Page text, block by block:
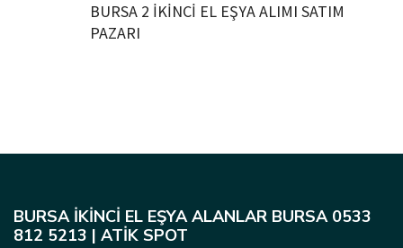
BURSA 2 İKİNCİ EL EŞYA ALIMI SATIM
PAZARI
BURSA İKINCI EL EŞYA ALANLAR BURSA 0533
812 5213 | ATIK SPOT